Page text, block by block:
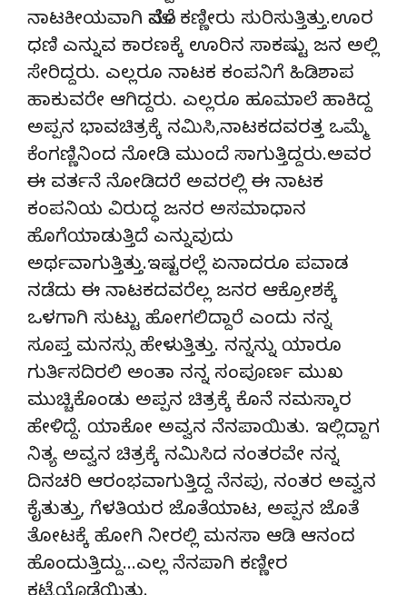
ನಾಟಕೀಯವಾಗಿ ಮೊಸಳೆ ಕಣ್ಣೀರು ಸುರಿಸುತ್ತಿತ್ತು.ಊರ
ಧಣಿ ಎನ್ನುವ ಕಾರಣಕ್ಕೆ ಊರಿನ ಸಾಕಷ್ಟು ಜನ ಅಲ್ಲಿ
ಸೇರಿದ್ದರು. ಎಲ್ಲರೂ ನಾಟಕ ಕಂಪನಿಗೆ ಹಿಡಿಶಾಪ
ಹಾಕುವರೇ ಆಗಿದ್ದರು. ಎಲ್ಲರೂ ಹೂಮಾಲೆ ಹಾಕಿದ್ದ
ಅಪ್ಪನ ಭಾವಚಿತ್ರಕ್ಕೆ ನಮಿಸಿ,ನಾಟಕದವರತ್ತ ಒಮ್ಮೆ
ಕೆಂಗಣ್ಣಿನಿಂದ ನೋಡಿ ಮುಂದೆ ಸಾಗುತ್ತಿದ್ದರು.ಅವರ
ಈ ವರ್ತನೆ ನೋಡಿದರೆ ಅವರಲ್ಲಿ ಈ ನಾಟಕ
ಕಂಪನಿಯ ವಿರುದ್ಧ ಜನರ ಅಸಮಾಧಾನ
ಹೊಗೆಯಾಡುತ್ತಿದೆ ಎನ್ನುವುದು
ಅರ್ಥವಾಗುತ್ತಿತ್ತು.ಇಷ್ಟರಲ್ಲೆ ಏನಾದರೂ ಪವಾಡ
ನಡೆದು ಈ ನಾಟಕದವರೆಲ್ಲ ಜನರ ಆಕ್ರೋಶಕ್ಕೆ
ಒಳಗಾಗಿ ಸುಟ್ಟು ಹೋಗಲಿದ್ದಾರೆ ಎಂದು ನನ್ನ
ಸೂಪ್ತ ಮನಸ್ಸು ಹೇಳುತ್ತಿತ್ತು. ನನ್ನನ್ನು ಯಾರೂ
ಗುರ್ತಿಸದಿರಲಿ ಅಂತಾ ನನ್ನ ಸಂಪೂರ್ಣ ಮುಖ
ಮುಚ್ಚಿಕೊಂಡು ಅಪ್ಪನ ಚಿತ್ರಕ್ಕೆ ಕೊನೆ ನಮಸ್ಕಾರ
ಹೇಳಿದ್ದೆ. ಯಾಕೋ ಅವ್ವನ ನೆನಪಾಯಿತು. ಇಲ್ಲಿದ್ದಾಗ
ನಿತ್ಯ ಅವ್ವನ ಚಿತ್ರಕ್ಕೆ ನಮಿಸಿದ ನಂತರವೇ ನನ್ನ
ದಿನಚರಿ ಆರಂಭವಾಗುತ್ತಿದ್ದ ನೆನಪು, ನಂತರ ಅವ್ವನ
ಕೈತುತ್ತು, ಗೆಳತಿಯರ ಜೊತೆಯಾಟ, ಅಪ್ಪನ ಜೊತೆ
ತೋಟಕ್ಕೆ ಹೋಗಿ ನೀರಲ್ಲಿ ಮನಸಾ ಆಡಿ ಆನಂದ
ಹೊಂದುತ್ತಿದ್ದು…ಎಲ್ಲ ನೆನಪಾಗಿ ಕಣ್ಣೀರ